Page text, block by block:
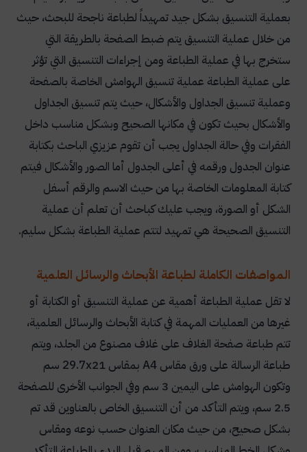
بعملية التنسيق بشكل جيد تمهيداً لطباعة ناجحة للبحث، حيث
من خلال عملية التنسيق يتم ضبط الصفحة بالطريقة التي
ستخرج بها في عملية الطباعة ومن إجراءات التنسيق التي تؤثر
على عملية الطباعة عملية تنسيق الهوامش الخاصة بالصفحة
وعملية تنسيق الجداول والأشكال، حيث يتم تنسيق الجداول
والأشكال بحيث تكون في مكانها الصحيح وبشكل مناسب داخل
الفقرات وفي حالة الجداول يجب أن تقوم عزيزي الباحث بكتابة
عنوان الجدول ورقمه في أعلى الجدول أما الصور والأشكال فيتم
كتابة المعلومات الخاصة بها من حيث الاسم والرقم أسفل
الشكل أو الصورة، ويجب عليك كباحث أن تعلم أن عملية
التنسيق الصحيحة هي تمهيد لتتم عملية الطباعة بشكل سليم.
المواصفات الكاملة لطباعة الأبحاث والرسائل العلمية
لا تقل عملية الطباعة أهمية عن عملية التنسيق أو الكتابة أو
غيرها من العمليات المهمة في كتابة الأبحاث والرسائل العلمية،
تتم طباعة صفحة الغلاف على غلاف مصنوع من الجلد، ويتم
طباعة الرسالة على ورق مقاس A4 بمقاس 21 x
29.7 سم
وتكون الهوامش على اليمين 3 سم وفي الجوانب الأخرى للصفحة
2.5 سم، ويتم التأكد من أن التنسيق الخاص بالعناوين قد تم
بشكل صحيح، من حيث مكان العنوان حسب نوعه ومقاس